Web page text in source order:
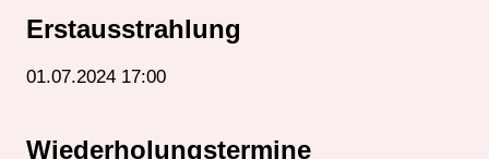
Erstausstrahlung
01.07.2024 17:00
Wiederholungstermine